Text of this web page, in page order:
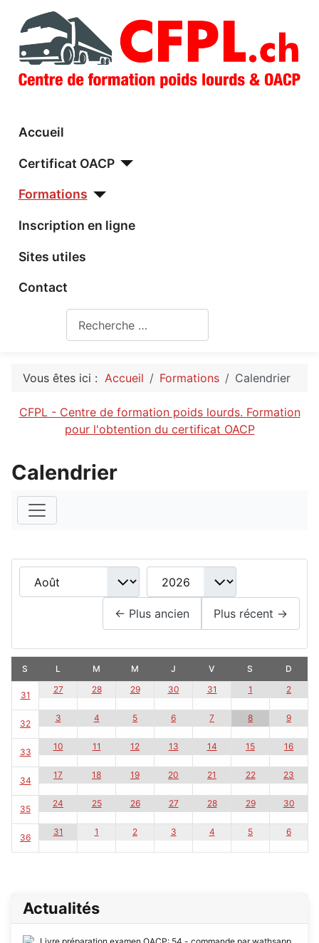
Accueil
Certificat OACP
Formations
Inscription en ligne
Sites utiles
Contact
Vous êtes ici : Accueil Formations Calendrier
CFPL - Centre de formation poids lourds. Formation
pour l'obtention du certificat OACP
Calendrier
Month Year
← Plus ancien Plus récent →
S L M M J V S D
31 27 28 29 30 31 1 2
32 3 4 5 6 7 8 9
33 10 11 12 13 14 15 16
34 17 18 19 20 21 22 23
35 24 25 26 27 28 29 30
36 31 1 2 3 4 5 6
Actualités